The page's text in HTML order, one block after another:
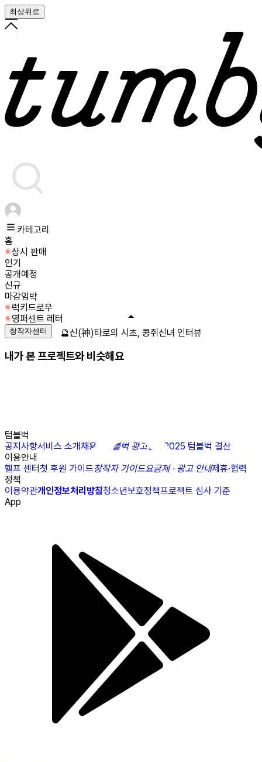
최상위로
카테고리
홈
상시 판매
인기
공개예정
신규
마감임박
럭키드로우
영퍼센트 레터
창작자센터
내가 본 프로젝트와 비슷해요
텀블벅
공지사항서비스 소개채용N 텀블벅 광고센터
2025 텀블벅 결산
이용안내
헬프 센터첫 후원 가이드창작자 가이드요금제 · 광고 안내제휴·협력
정책
이용약관개인정보처리방침청소년보호정책프로젝트 심사 기준
App
🔮신(神)타로의 시초, 콩쥐신녀 인터뷰